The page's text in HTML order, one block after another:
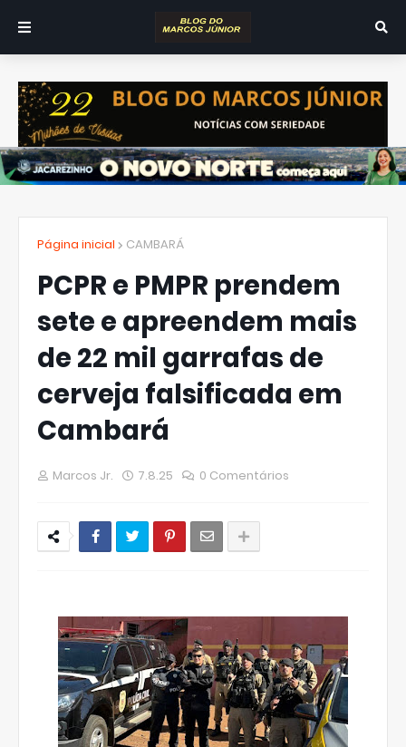
Página inicial CAMBARÁ
PCPR e PMPR prendem
sete e apreendem mais
de 22 mil garrafas de
cerveja falsificada em
Cambará
Marcos Jr. 7.8.25 0 Comentários